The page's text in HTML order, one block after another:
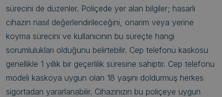
sürecini de düzenler. Poliçede yer alan bilgiler; hasarlı
cihazın nasıl değerlendirileceğini, onarım veya yerine
koyma sürecini ve kullanıcının bu süreçte hangi
sorumlulukları olduğunu belirtebilir. Cep telefonu kaskosu
genellikle 1 yıllık bir geçerlilik süresine sahiptir. Cep telefonu
modeli kaskoya uygun olan 18 yaşını doldurmuş herkes
sigortadan yararlanabilir. Cihazınızın bu poliçeye uygun